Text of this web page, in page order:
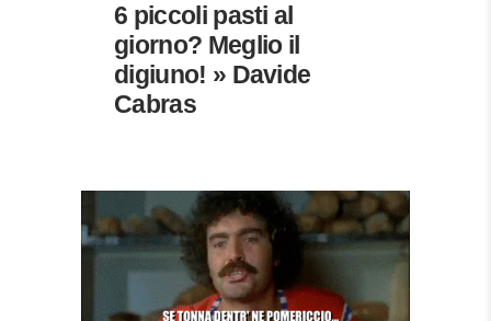
6 piccoli pasti al
giorno? Meglio il
digiuno! » Davide
Cabras